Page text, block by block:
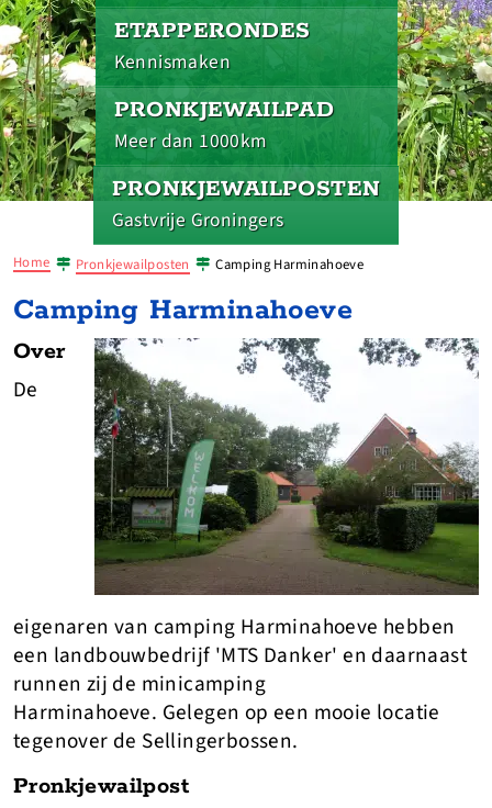
ETAPPERONDES
Kennismaken
PRONKJEWAILPAD
Meer dan 1000km
PRONKJEWAILPOSTEN
Gastvrije Groningers
Home Pronkjewailposten Camping Harminahoeve
Camping Harminahoeve
Over
De
eigenaren van camping Harminahoeve hebben
een landbouwbedrijf 'MTS Danker' en daarnaast
runnen zij de minicamping
Harminahoeve. Gelegen op een mooie locatie
tegenover de Sellingerbossen.
Pronkjewailpost